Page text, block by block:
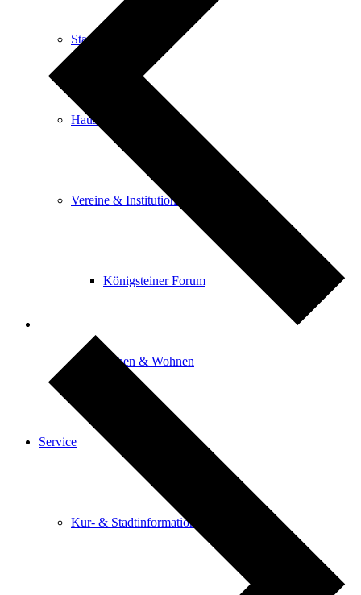
Stadtbibliothek
Haus der Begegnung
Vereine & Institutionen
Königsteiner Forum
Leben & Wohnen
Service
Kur- & Stadtinformation